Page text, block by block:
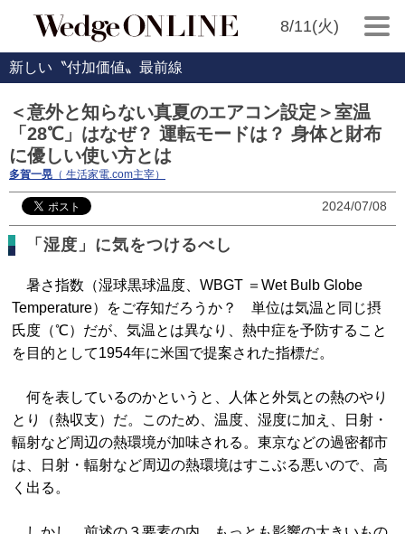
8/11(火)
新しい〝付加価値〟最前線
＜意外と知らない真夏のエアコン設定＞室温
「28℃」はなぜ？ 運転モードは？ 身体と財布
に優しい使い方とは
多賀一晃 （ 生活家電.com主宰）
2024/07/08
「湿度」に気をつけるべし
暑さ指数（湿球黒球温度、WBGT ＝Wet Bulb Globe
Temperature）をご存知だろうか？ 単位は気温と同じ摂
氏度（℃）だが、気温とは異なり、熱中症を予防すること
を目的として1954年に米国で提案された指標だ。
何を表しているのかというと、人体と外気との熱のやり
とり（熱収支）だ。このため、温度、湿度に加え、日射・
輻射など周辺の熱環境が加味される。東京などの過密都市
は、日射・輻射など周辺の熱環境はすこぶる悪いので、高
く出る。